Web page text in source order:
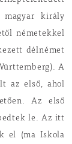
magyar király
németekkel
délnémet
A
az első, ahol
Az első
le. Az itt
el (ma Iskola